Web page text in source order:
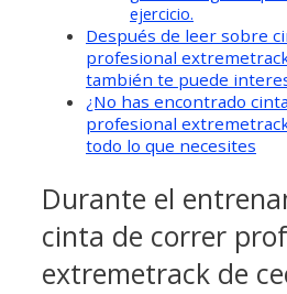
ejercicio.
Después de leer sobre
profesional
también te puede
¿No has encontrado
profesional
todo lo que necesites
Durante el
cinta de correr
extremetrack de